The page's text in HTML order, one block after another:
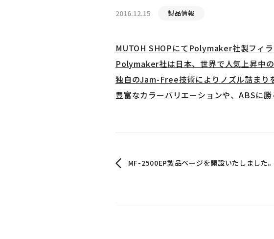
2016.12.15 製品情報
MUTOH SHOPにてPolymaker社製フィラ
Polymaker社は日本、世界で人気上昇中の
独自のJam-Free技術によりノズル詰まり
豊富なカラーバリエーションや、ABSに
MF-2500EP製品ページを開設いたしました。